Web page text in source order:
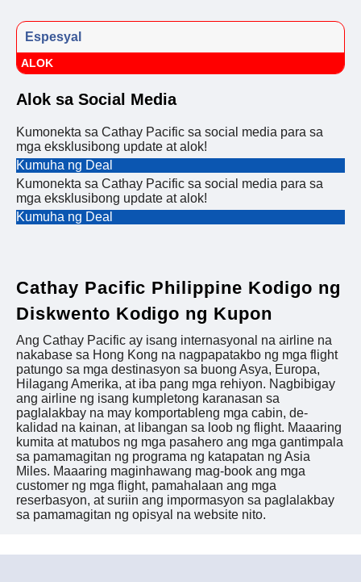
Espesyal
ALOK
Alok sa Social Media
Kumonekta sa Cathay Pacific sa social media para sa
mga eksklusibong update at alok!
Kumuha ng Deal
Kumonekta sa Cathay Pacific sa social media para sa
mga eksklusibong update at alok!
Kumuha ng Deal
Cathay Pacific Philippine Kodigo ng
Diskwento Kodigo ng Kupon
Ang Cathay Pacific ay isang internasyonal na airline na
nakabase sa Hong Kong na nagpapatakbo ng mga flight
patungo sa mga destinasyon sa buong Asya, Europa,
Hilagang Amerika, at iba pang mga rehiyon. Nagbibigay
ang airline ng isang kumpletong karanasan sa
paglalakbay na may komportableng mga cabin, de-
kalidad na kainan, at libangan sa loob ng flight. Maaaring
kumita at matubos ng mga pasahero ang mga gantimpala
sa pamamagitan ng programa ng katapatan ng Asia
Miles. Maaaring maginhawang mag-book ang mga
customer ng mga flight, pamahalaan ang mga
reserbasyon, at suriin ang impormasyon sa paglalakbay
sa pamamagitan ng opisyal na website nito.